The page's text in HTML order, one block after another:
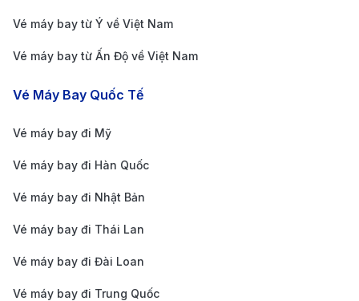
Quy trình đặt vé máy bay từ Frankfurt đi TP. Hồ Chí
Minh nhanh chóng và thuận tiện tại 190 Booking
Vé máy bay từ Ý về Việt Nam
Vé máy bay từ Ấn Độ về Việt Nam
Vé Máy Bay Quốc Tế
Vé máy bay đi Mỹ
Vé máy bay đi Hàn Quốc
Vé máy bay đi Nhật Bản
Vé máy bay đi Thái Lan
Vé máy bay đi Đài Loan
Vé máy bay đi Trung Quốc